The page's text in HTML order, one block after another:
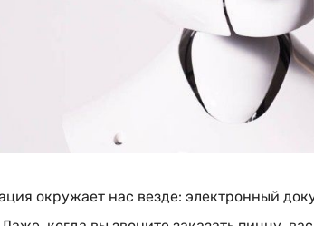
окружает нас везде: электронный